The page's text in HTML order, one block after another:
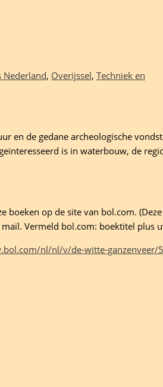
Nederland, Overijssel, Techniek en
en de gedane archeologische
is in waterbouw, de
boeken op de site van bol.com.
Vermeld bol.com: boektitel plus
nl/nl/v/de-witte-ganzenveer/